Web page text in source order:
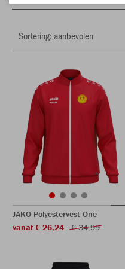
JAKO Polyestervest One
vanaf € 26,24
€ 34,99